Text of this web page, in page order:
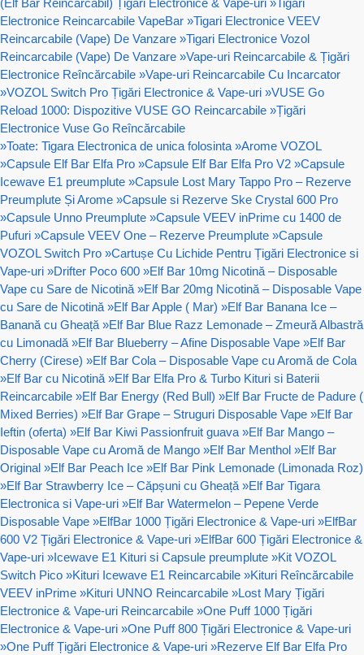
Electronice Reincarcabile VapeBar »Tigari Electronice VEEV
Reincarcabile (Vape) De Vanzare »Tigari Electronice Vozol
Reincarcabile (Vape) De Vanzare »Vape-uri Reincarcabile & Țigări
Electronice Reîncărcabile »Vape-uri Reincarcabile Cu Incarcator
»VOZOL Switch Pro Țigări Electronice & Vape-uri »VUSE Go
Reload 1000: Dispozitive VUSE GO Reincarcabile »Țigări
Electronice Vuse Go Reîncărcabile
»Toate: Tigara Electronica de unica folosinta »Arome VOZOL
»Capsule Elf Bar Elfa Pro »Capsule Elf Bar Elfa Pro V2 »Capsule
Icewave E1 preumplute »Capsule Lost Mary Tappo Pro – Rezerve
Preumplute Și Arome »Capsule si Rezerve Ske Crystal 600 Pro
»Capsule Unno Preumplute »Capsule VEEV inPrime cu 1400 de
Pufuri »Capsule VEEV One – Rezerve Preumplute »Capsule
VOZOL Switch Pro »Cartușe Cu Lichide Pentru Țigări Electronice si
Vape-uri »Drifter Poco 600 »Elf Bar 10mg Nicotină – Disposable
Vape cu Sare de Nicotină »Elf Bar 20mg Nicotină – Disposable Vape
cu Sare de Nicotină »Elf Bar Apple ( Mar) »Elf Bar Banana Ice –
Banană cu Gheață »Elf Bar Blue Razz Lemonade – Zmeură Albastră
cu Limonadă »Elf Bar Blueberry – Afine Disposable Vape »Elf Bar
Cherry (Cirese) »Elf Bar Cola – Disposable Vape cu Aromă de Cola
»Elf Bar cu Nicotină »Elf Bar Elfa Pro & Turbo Kituri si Baterii
Reincarcabile »Elf Bar Energy (Red Bull) »Elf Bar Fructe de Padure (
Mixed Berries) »Elf Bar Grape – Struguri Disposable Vape »Elf Bar
Ieftin (oferta) »Elf Bar Kiwi Passionfruit guava »Elf Bar Mango –
Disposable Vape cu Aromă de Mango »Elf Bar Menthol »Elf Bar
Original »Elf Bar Peach Ice »Elf Bar Pink Lemonade (Limonada Roz)
»Elf Bar Strawberry Ice – Căpșuni cu Gheață »Elf Bar Tigara
Electronica si Vape-uri »Elf Bar Watermelon – Pepene Verde
Disposable Vape »ElfBar 1000 Țigări Electronice & Vape-uri »ElfBar
600 V2 Țigări Electronice & Vape-uri »ElfBar 600 Țigări Electronice &
Vape-uri »Icewave E1 Kituri si Capsule preumplute »Kit VOZOL
Switch Pico »Kituri Icewave E1 Reincarcabile »Kituri Reîncărcabile
VEEV inPrime »Kituri UNNO Reincarcabile »Lost Mary Țigări
Electronice & Vape-uri Reincarcabile »One Puff 1000 Țigări
Electronice & Vape-uri »One Puff 800 Țigări Electronice & Vape-uri
»One Puff Țigări Electronice & Vape-uri »Rezerve Elf Bar Elfa Pro